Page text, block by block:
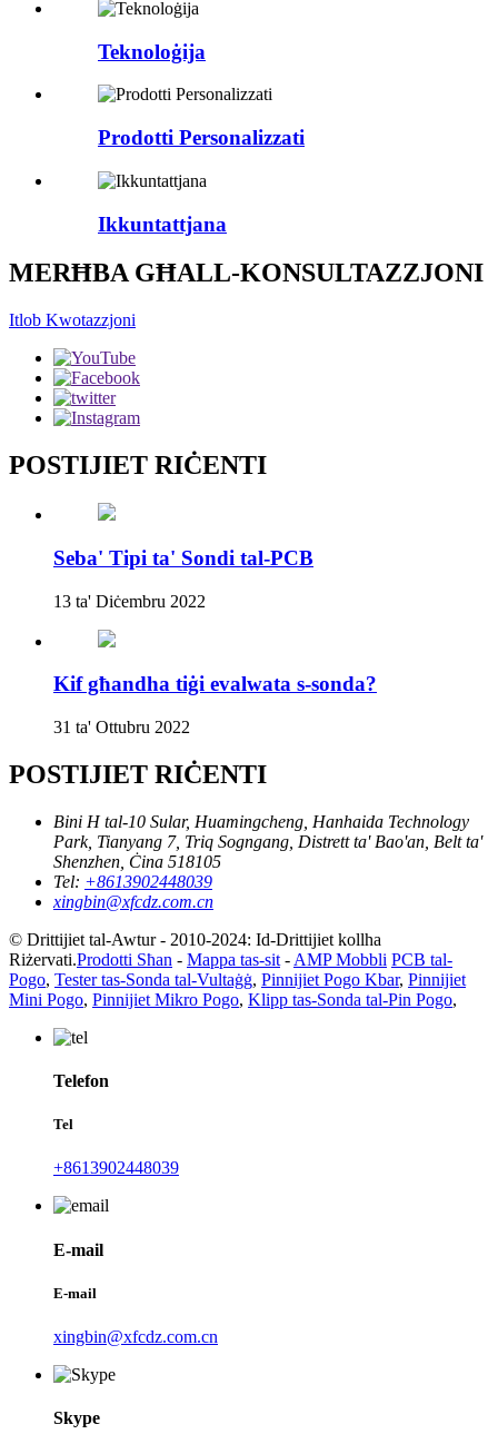
Teknoloġija
Prodotti Personalizzati
Ikkuntattjana
MERĦBA GĦALL-KONSULTAZZJONI
Itlob Kwotazzjoni
POSTIJIET RIĊENTI
Seba' Tipi ta' Sondi tal-PCB
13 ta' Diċembru 2022
Kif għandha tiġi evalwata s-sonda?
31 ta' Ottubru 2022
POSTIJIET RIĊENTI
Bini H tal-10 Sular, Huamingcheng, Hanhaida Technology
Park, Tianyang 7, Triq Sogngang, Distrett ta' Bao'an, Belt ta'
Shenzhen, Ċina 518105
Tel: +8613902448039
xingbin@xfcdz.com.cn
© Drittijiet tal-Awtur - 2010-2024: Id-Drittijiet kollha
Riżervati.Prodotti Sħan - Mappa tas-sit - AMP Mobbli PCB tal-
Pogo, Tester tas-Sonda tal-Vultaġġ, Pinnijiet Pogo Kbar, Pinnijiet
Mini Pogo, Pinnijiet Mikro Pogo, Klipp tas-Sonda tal-Pin Pogo,
Telefon
Tel
+8613902448039
E-mail
E-mail
xingbin@xfcdz.com.cn
Skype